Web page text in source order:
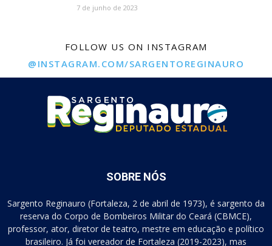
7 de junho de 2023
FOLLOW US ON INSTAGRAM
@INSTAGRAM.COM/SARGENTOREGINAURO
SOBRE NÓS
Sargento Reginauro (Fortaleza, 2 de abril de 1973), é sargento da
reserva do Corpo de Bombeiros Militar do Ceará (CBMCE),
professor, ator, diretor de teatro, mestre em educação e político
brasileiro. Já foi vereador de Fortaleza (2019-2023), mas